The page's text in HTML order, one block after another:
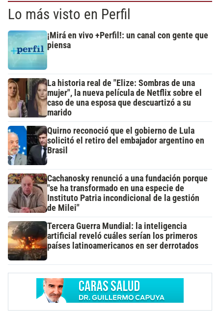
Lo más visto en Perfil
¡Mirá en vivo +Perfil!: un canal con gente que
piensa
La historia real de "Elize: Sombras de una
mujer", la nueva película de Netflix sobre el
caso de una esposa que descuartizó a su
marido
Quirno reconoció que el gobierno de Lula
solicitó el retiro del embajador argentino en
Brasil
Cachanosky renunció a una fundación porque
"se ha transformado en una especie de
Instituto Patria incondicional de la gestión
de Milei"
Tercera Guerra Mundial: la inteligencia
artificial reveló cuáles serían los primeros
países latinoamericanos en ser derrotados